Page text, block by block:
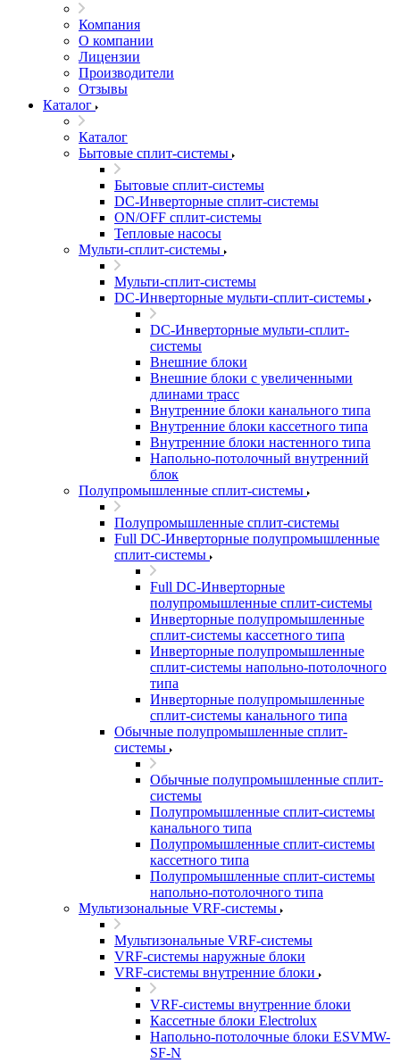
Компания
О компании
Лицензии
Производители
Отзывы
Каталог
Каталог
Бытовые сплит-системы
Бытовые сплит-системы
DC-Инверторные сплит-системы
ON/OFF сплит-системы
Тепловые насосы
Мульти-сплит-системы
Мульти-сплит-системы
DC-Инверторные мульти-сплит-системы
DC-Инверторные мульти-сплит-
системы
Внешние блоки
Внешние блоки с увеличенными
длинами трасс
Внутренние блоки канального типа
Внутренние блоки кассетного типа
Внутренние блоки настенного типа
Напольно-потолочный внутренний
блок
Полупромышленные сплит-системы
Полупромышленные сплит-системы
Full DC-Инверторные полупромышленные
сплит-системы
Full DC-Инверторные
полупромышленные сплит-системы
Инверторные полупромышленные
сплит-системы кассетного типа
Инверторные полупромышленные
сплит-системы напольно-потолочного
типа
Инверторные полупромышленные
сплит-системы канального типа
Обычные полупромышленные сплит-
системы
Обычные полупромышленные сплит-
системы
Полупромышленные сплит-системы
канального типа
Полупромышленные сплит-системы
кассетного типа
Полупромышленные сплит-системы
напольно-потолочного типа
Мультизональные VRF-системы
Мультизональные VRF-системы
VRF-системы наружные блоки
VRF-системы внутренние блоки
VRF-системы внутренние блоки
Кассетные блоки Electrolux
Напольно-потолочные блоки ESVMW-
SF-N